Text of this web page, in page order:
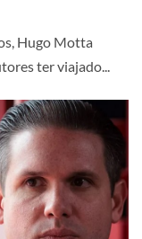
Hugo Motta
ter viajado...